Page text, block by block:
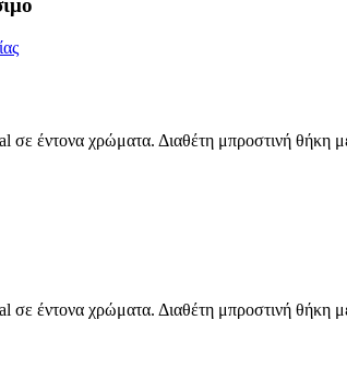
σε έντονα χρώματα. Διαθέτη μπροστινή θήκη
σε έντονα χρώματα. Διαθέτη μπροστινή θήκη